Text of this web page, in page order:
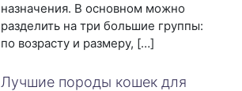
назначения. В основном можно
разделить на три большие группы:
по возрасту и размеру, […]
Лучшие породы кошек для